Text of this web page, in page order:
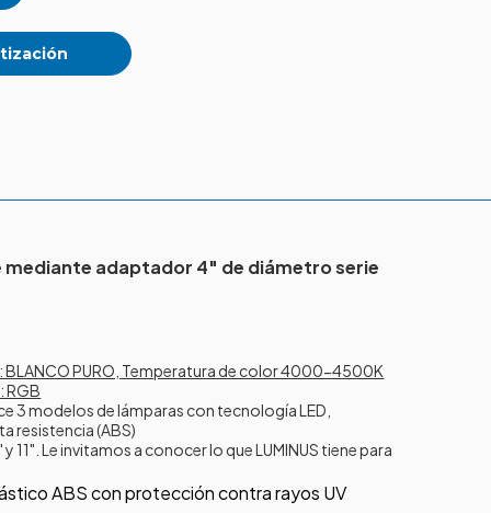
mediante adaptador 4" de diámetro serie
PURO, Temperatura de color 4000-4500K
RGB
3 modelos de lámparas con tecnología LED,
resistencia (ABS)
11". Le invitamos a conocer lo que LUMINUS tiene para
ABS con protección contra rayos UV